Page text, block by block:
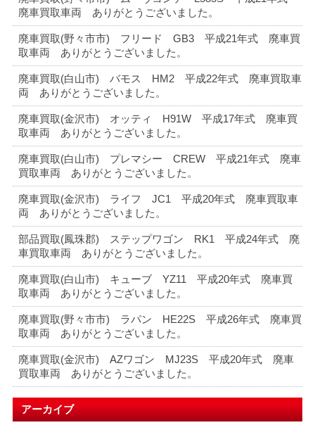
廃車買取車両 ありがとうございました。
廃車買取(野々市市) フリード GB3 平成21年式 廃車買
取車両 ありがとうございました。
廃車買取(白山市) バモス HM2 平成22年式 廃車買取車
両 ありがとうございました。
廃車買取(金沢市) オッティ H91W 平成17年式 廃車買
取車両 ありがとうございました。
廃車買取(白山市) プレマシー CREW 平成21年式 廃車
買取車両 ありがとうございました。
廃車買取(金沢市) ライフ JC1 平成20年式 廃車買取車
両 ありがとうございました。
部品買取(鳳珠郡) ステップワゴン RK1 平成24年式 廃
車買取車両 ありがとうございました。
廃車買取(白山市) キューブ YZ11 平成20年式 廃車買
取車両 ありがとうございました。
廃車買取(野々市市) ラパン HE22S 平成26年式 廃車買
取車両 ありがとうございました。
廃車買取(金沢市) AZワゴン MJ23S 平成20年式 廃車
買取車両 ありがとうございました。
アーカイブ